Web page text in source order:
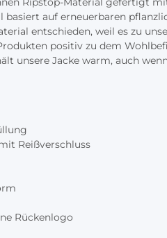
basiert auf erneuerbaren
entschieden, weil es zu
positiv zu dem
unsere Jacke warm, auch
Reißverschluss
Rückenlogo